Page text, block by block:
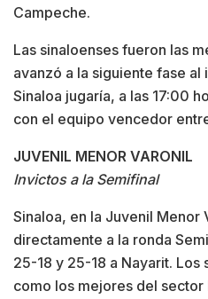
Campeche.
Las sinaloenses fueron las
avanzó a la siguiente fase al
Sinaloa jugaría, a las 17:00
con el equipo vencedor
JUVENIL MENOR VARONIL
Invictos a la Semifinal
Sinaloa, en la Juvenil Menor
directamente a la ronda
25-18 y 25-18 a Nayarit. Los
como los mejores del sector